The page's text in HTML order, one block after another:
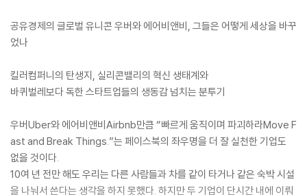
공유경제의 글로벌 유니콘 우버와 에어비앤비, 그들은 어떻게 세상을 바꾸
었나
킬러컴퍼니의 탄생지, 실리콘밸리의 혁신 생태계와
바퀴벌레보다 독한 스타트업들의 생동감 넘치는 분투기
우버Uber와 에어비앤비Airbnb만큼 “빠르게 움직이며 파괴하라Move F
ast and Break Things.”는 페이스북의 좌우명을 더 잘 실천한 기업도
없을 것이다.
10여 년 전만 해도 우리는 다른 사람들과 차를 같이 타거나 같은 숙박 시설
을 나눠서 쓴다는 생각을 하지 못했다. 하지만 두 기업이 단시간 내에 이뤄